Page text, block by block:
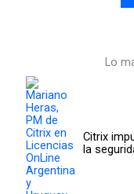
Lo
Citrix
la